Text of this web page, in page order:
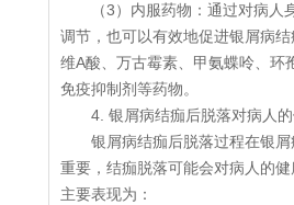
（3）内服药物：通过对病人
调节，也可以有效地促进银屑病
维A酸、万古霉素、甲氨蝶呤、环
免疫抑制剂等药物。
4. 银屑病结痂后脱落对病人
银屑病结痂后脱落过程在银
重要，结痂脱落可能会对病人的健
主要表现为：